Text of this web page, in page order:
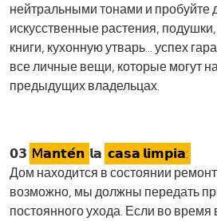
нейтральными тонами и пробуйте
искусственные растения,
книги, кухонную утварь… успех
все личные вещи, которые могут
предыдущих владельцах.
𝟬𝟯 M𝗮𝗻𝘁𝗲́𝗻 𝗹𝗮 𝗰𝗮𝘀𝗮 𝗹𝗶𝗺𝗽𝗶𝗮:
Дом находится в состоянии
возможно, мы должны передать
постоянного ухода. Если во время